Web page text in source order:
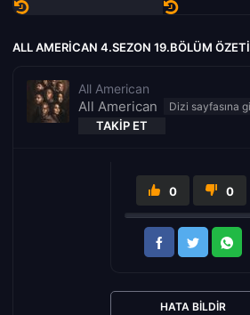
ALL AMERICAN 4.SEZON 19.BÖLÜM ÖZETI
All American
All American
TAKIP ET
0 0
HATA BILDIR